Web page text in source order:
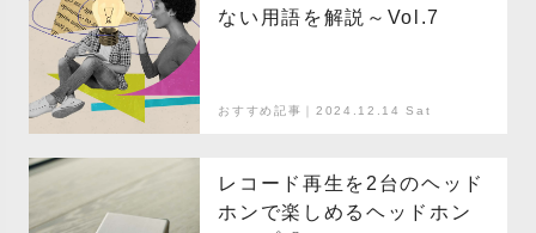
ない用語を解説～Vol.7
おすすめ記事｜2024.12.14 Sat
レコード再生を2台のヘッド
ホンで楽しめるヘッドホン